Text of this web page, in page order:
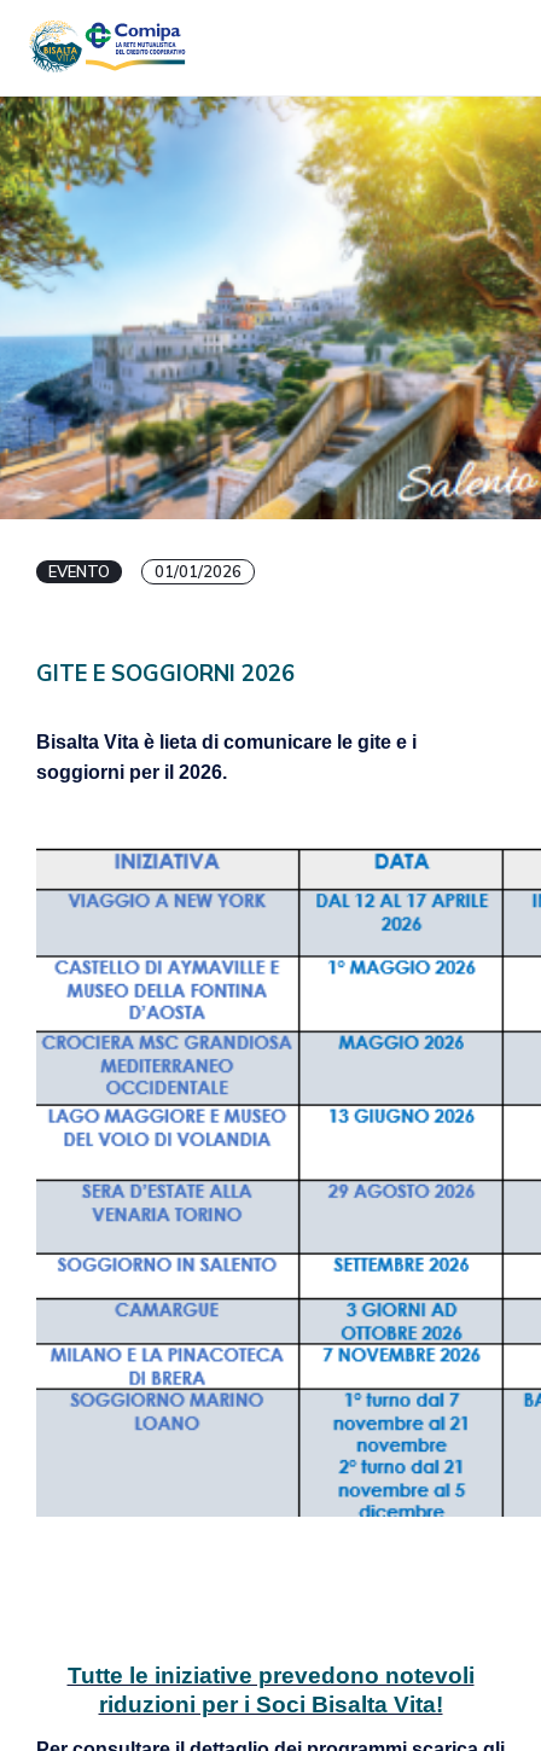
EVENTO 01/01/2026
GITE E SOGGIORNI 2026
Bisalta Vita è lieta di comunicare le gite e i
soggiorni per il 2026.
Tutte le iniziative prevedono notevoli
riduzioni per i Soci Bisalta Vita!